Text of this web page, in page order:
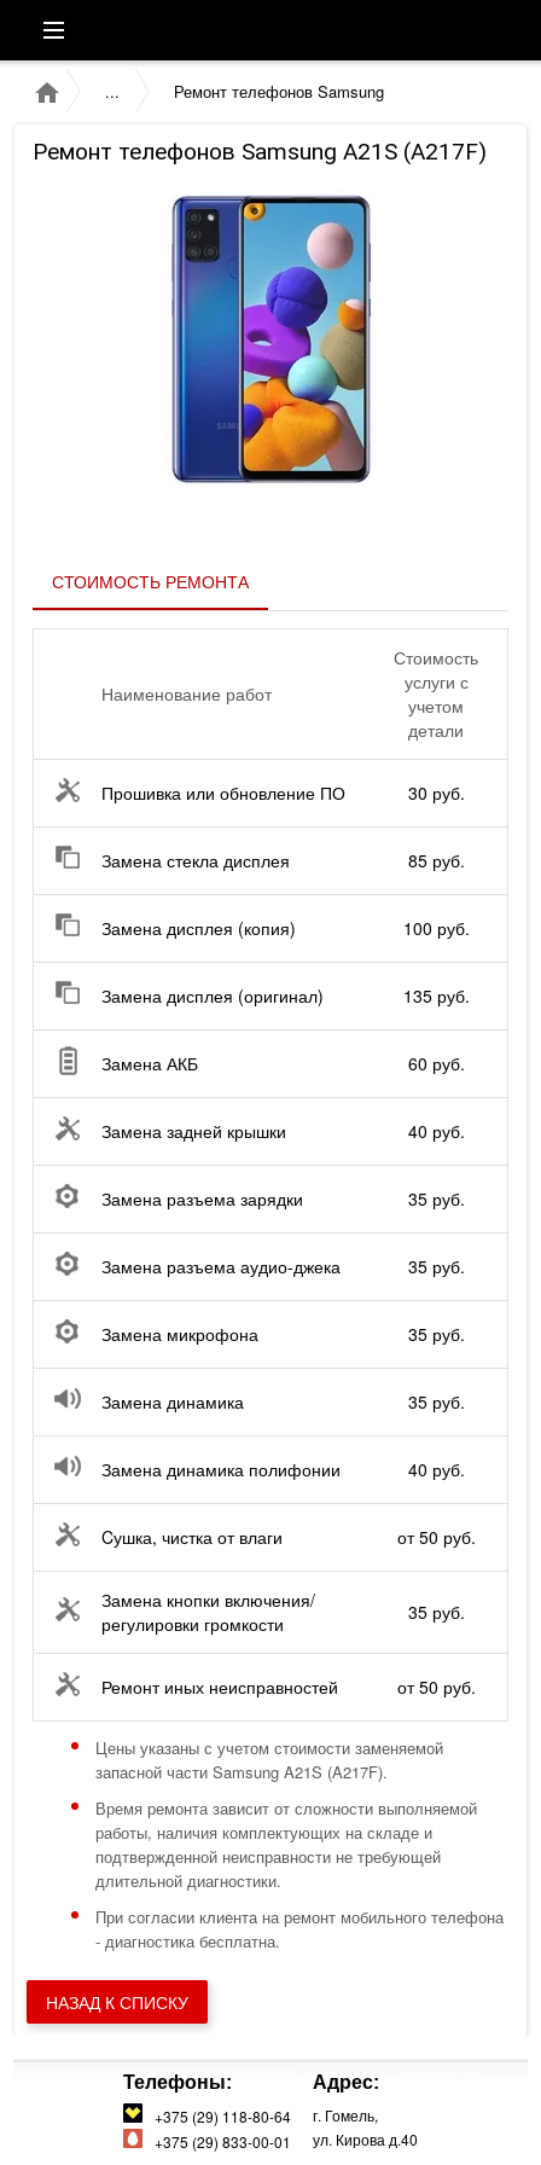
Ремонт телефонов Samsung
Ремонт телефонов Samsung A21S (A217F)
СТОИМОСТЬ РЕМОНТА
Наименование работ
Стоимость
услуги с
учетом
детали
Прошивка или обновление ПО 30 руб.
Замена стекла дисплея 85 руб.
Замена дисплея (копия) 100 руб.
Замена дисплея (оригинал) 135 руб.
Замена АКБ 60 руб.
Замена задней крышки 40 руб.
Замена разъема зарядки 35 руб.
Замена разъема аудио-джека 35 руб.
Замена микрофона 35 руб.
Замена динамика 35 руб.
Замена динамика полифонии 40 руб.
Cушка, чистка от влаги от 50 руб.
Замена кнопки включения/
регулировки громкости
35 руб.
Ремонт иных неисправностей от 50 руб.
Цены указаны с учетом стоимости заменяемой
запасной части Samsung A21S (A217F).
Время ремонта зависит от сложности выполняемой
работы, наличия комплектующих на складе и
подтвержденной неисправности не требующей
длительной диагностики.
При согласии клиента на ремонт мобильного телефона
- диагностика бесплатна.
НАЗАД К СПИСКУ
Телефоны:
+375 (29) 118-80-64
+375 (29) 833-00-01
Адрес:
г. Гомель,
ул. Кирова д.40